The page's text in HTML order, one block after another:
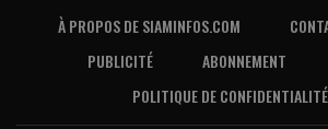
À PROPOS DE SIAMINFOS.COM
PUBLICITÉ
ABONNEMENT
POLITIQUE DE CONFIDENTIALITÉ